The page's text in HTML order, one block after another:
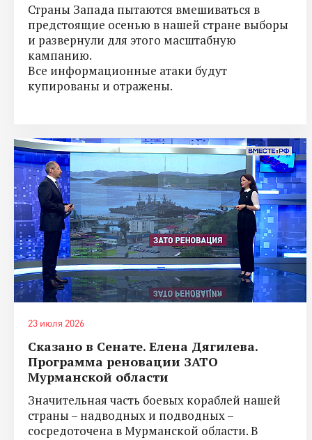
Страны Запада пытаются вмешиваться в
предстоящие осенью в нашей стране выборы
и развернули для этого масштабную
кампанию.
Все информационные атаки будут
купированы и отражены.
23 июля 2026
Сказано в Сенате. Елена Дягилева.
Программа реновации ЗАТО
Мурманской области
Значительная часть боевых кораблей нашей
страны – надводных и подводных –
сосредоточена в Мурманской области. В